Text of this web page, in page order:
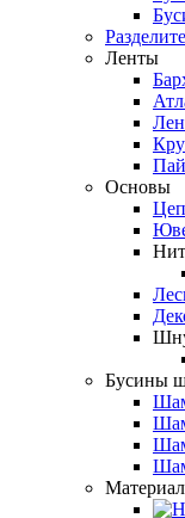
Ленты
Основы
Бусины